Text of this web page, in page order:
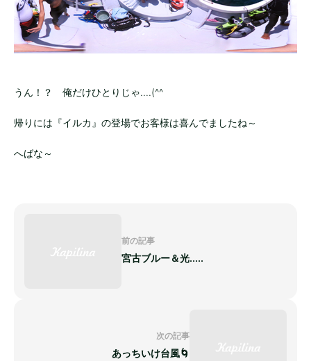
うん！？ 俺だけひとりじゃ....(^^
帰りには『イルカ』の登場でお客様は喜んでましたね～
へばな～
前の記事
宮古ブルー＆光.....
次の記事
あっちいけ台風🌀